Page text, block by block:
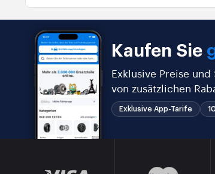
Kaufen Sie
Exklusive Preise
von zusätzlichen
Exklusive App-Tarife